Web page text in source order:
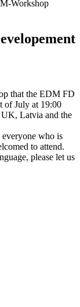
Workshop
that the EDM FD
of July at 19:00
Latvia and the
everyone who is
to attend.
please let us